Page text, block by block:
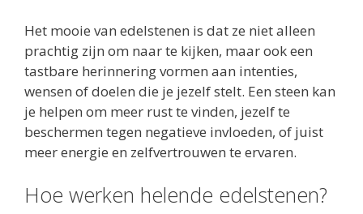
Het mooie van edelstenen is dat ze niet alleen
prachtig zijn om naar te kijken, maar ook een
tastbare herinnering vormen aan intenties,
wensen of doelen die je jezelf stelt. Een steen kan
je helpen om meer rust te vinden, jezelf te
beschermen tegen negatieve invloeden, of juist
meer energie en zelfvertrouwen te ervaren.
Hoe werken helende edelstenen?